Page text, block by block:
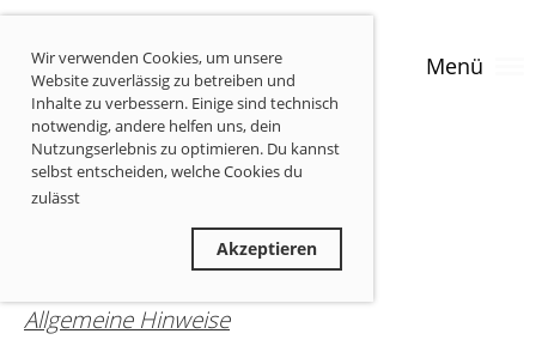
Wir verwenden Cookies, um unsere
Website zuverlässig zu betreiben und
Inhalte zu verbessern. Einige sind technisch
notwendig, andere helfen uns, dein
Nutzungserlebnis zu optimieren. Du kannst
selbst entscheiden, welche Cookies du
zulässt
Akzeptieren
Menü
Datenschutz
Allgemeine Hinweise